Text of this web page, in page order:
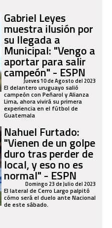
Gabriel Leyes
muestra ilusión por
su llegada a
Municipal: "Vengo a
aportar para salir
campeón" - ESPN
Jueves 10 de Agosto del 2023
El delantero uruguayo salió
campeón con Peñarol y Alianza
Lima, ahora vivirá su primera
experiencia en el fútbol de
Guatemala
Nahuel Furtado:
"Vienen de un golpe
duro tras perder de
local, y eso no es
normal" - ESPN
Domingo 23 de Julio del 2023
El lateral de Cerro Largo palpitó
cómo será el duelo ante Nacional
de este sábado.